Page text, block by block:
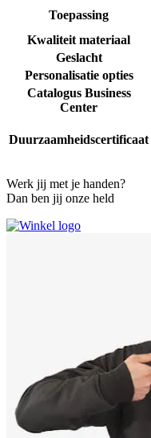
Toepassing
Kwaliteit materiaal
Geslacht
Personalisatie opties
Catalogus Business
Center
Duurzaamheidscertificaat
Werk jij met je handen?
Dan ben jij onze held